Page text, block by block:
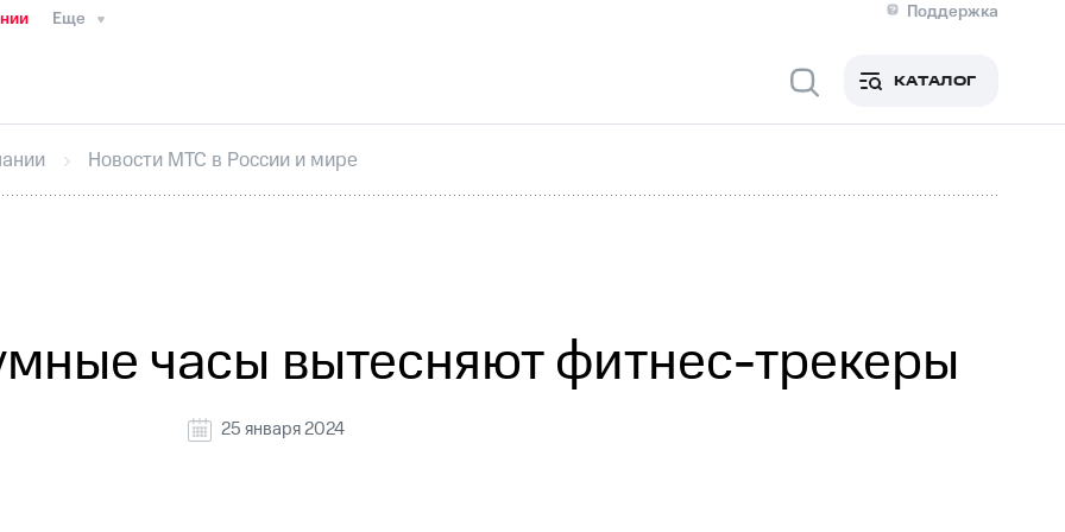
Еще
Поддержка
Медиа-центр
ИнтервьюФинансовая отчетностьКонтактыПригласить спикера
секретарьРаскрытие информации
кабинет акционераАкционерный капиталКонтроль и аудитРынок акций
КАТАЛОГ
Новости МТС в России и мире
часы вытесняют фитнес-трекеры
25 января 2024